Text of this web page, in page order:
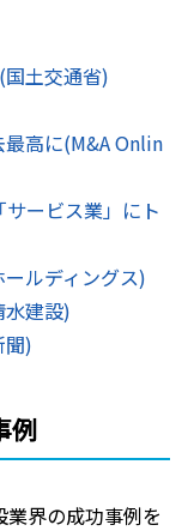
土交通省)
最高に(M&A Onlin
ービス業」にト
ルディングス)
建設)
聞)
例
業界の成功事例を